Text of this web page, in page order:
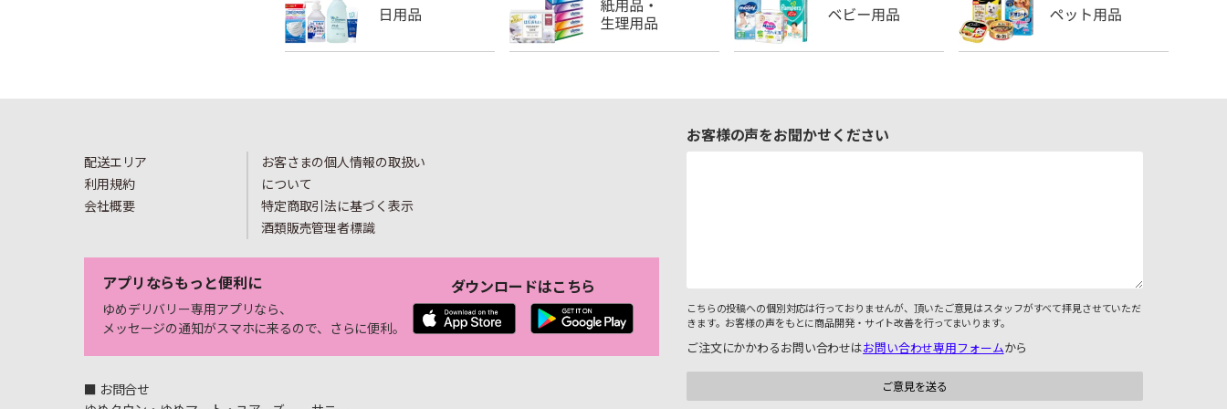
配送エリア
利用規約
会社概要
お客さまの個人情報の取扱い
について
特定商取引法に基づく表示
酒類販売管理者標識
アプリならもっと便利に
ゆめデリバリー専用アプリなら、
メッセージの通知がスマホに来るので、さらに便利。
ダウンロードはこちら
■ お問合せ
お客様の声をお聞かせください
こちらの投稿への個別対応は行っておりませんが、頂いたご意見はスタッフがすべて拝見させていただ
きます。お客様の声をもとに商品開発・サイト改善を行ってまいります。
ご注文にかかわるお問い合わせはお問い合わせ専用フォームから